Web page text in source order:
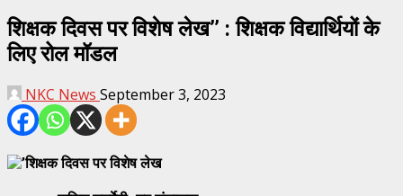
शिक्षक दिवस पर विशेष लेख’’ : शिक्षक विद्यार्थियों के
लिए रोल मॉडल
NKC News September 3, 2023